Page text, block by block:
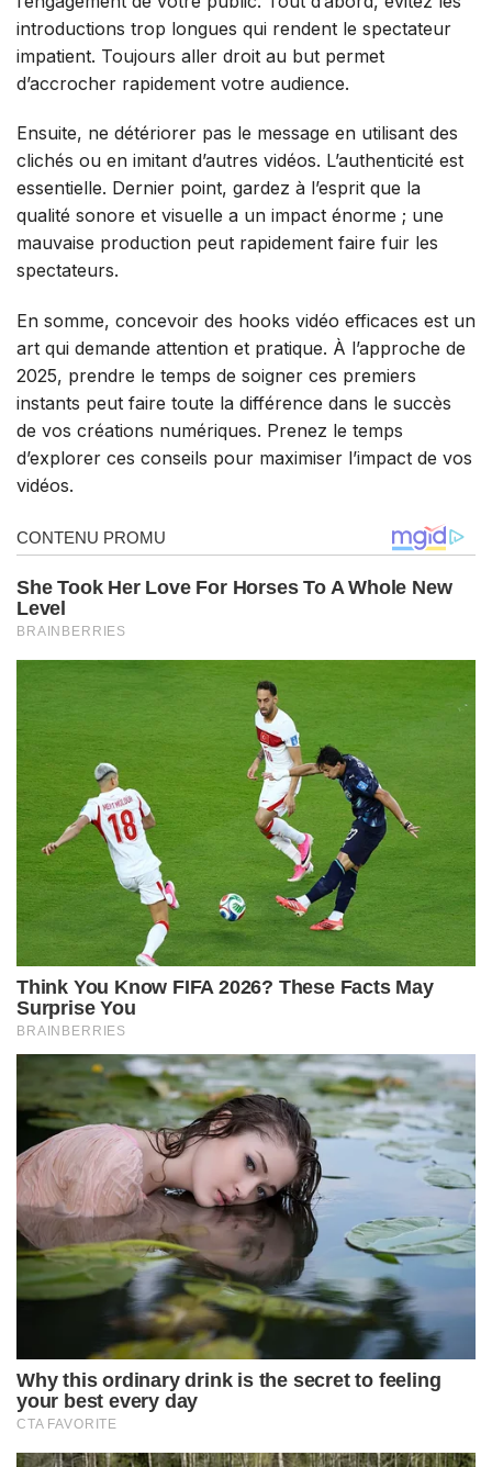
introductions trop longues qui rendent le spectateur
impatient. Toujours aller droit au but permet
d’accrocher rapidement votre audience.
Ensuite, ne détériorer pas le message en utilisant des
clichés ou en imitant d’autres vidéos. L’authenticité est
essentielle. Dernier point, gardez à l’esprit que la
qualité sonore et visuelle a un impact énorme ; une
mauvaise production peut rapidement faire fuir les
spectateurs.
En somme, concevoir des hooks vidéo efficaces est un
art qui demande attention et pratique. À l’approche de
2025, prendre le temps de soigner ces premiers
instants peut faire toute la différence dans le succès
de vos créations numériques. Prenez le temps
d’explorer ces conseils pour maximiser l’impact de vos
vidéos.